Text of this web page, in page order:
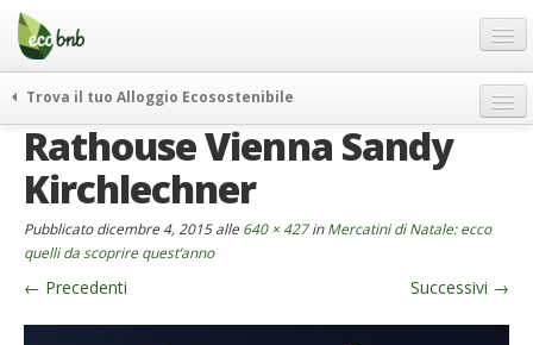
Menu
Salta
contenuto
Offerte Speciali
Regali
FAQ
Chi Siamo
Partner
Trova il tuo Alloggio Ecosostenibile
weekend green
itinerari
curiosità
vivere e viaggiare verde
news ed eventi
Rathouse Vienna Sandy
Kirchlechner
Pubblicatodicembre 4, 2015alle 640 × 427inMercatini di Natale: ecco
quelli da scoprire quest’anno
← Precedenti Successivi →